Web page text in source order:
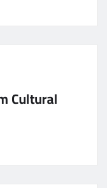
Cultural